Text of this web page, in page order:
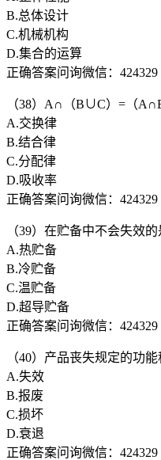
B.总体设计
C.机械机构
D.集合的运算
正确答案问询微信：424329
（38）A∩（B∪C）=（
A.交换律
B.结合律
C.分配律
D.吸收率
正确答案问询微信：424329
（39）在贮备中不会失效的
A.热贮备
B.冷贮备
C.温贮备
D.超导贮备
正确答案问询微信：424329
（40）产品丧失规定的功能
A.失效
B.报废
C.损坏
D.衰退
正确答案问询微信：424329